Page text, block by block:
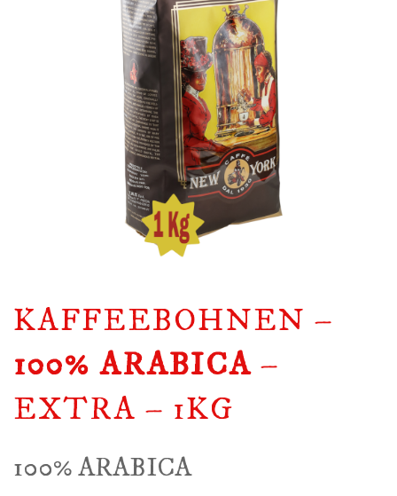
KAFFEEBOHNEN –
100% ARABICA –
EXTRA – 1KG
100% ARABICA